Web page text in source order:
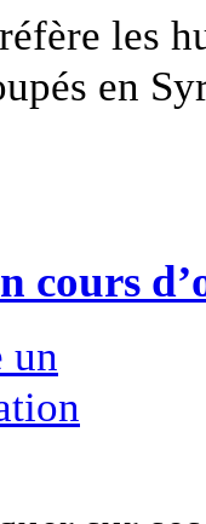
les
en
cours